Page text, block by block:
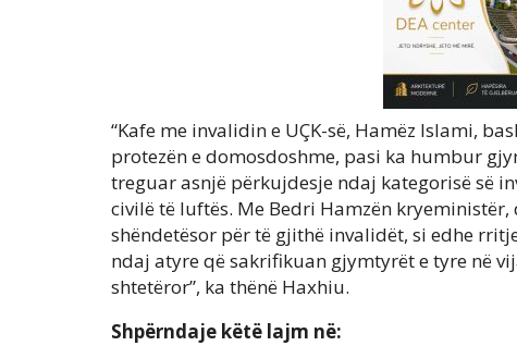
“Kafe me invalidin e UÇK-së, Hamëz Islami,
protezën e domosdoshme, pasi ka humbur
treguar asnjë përkujdesje ndaj kategorisë së
civilë të luftës. Me Bedri Hamzën
shëndetësor për të gjithë invalidët, si edhe
ndaj atyre që sakrifikuan gjymtyrët e tyre në
shtetëror”, ka thënë Haxhiu.
Shpërndaje këtë lajm në: